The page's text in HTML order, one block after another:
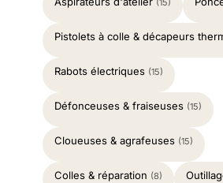
(15)
Pistolets à colle & décapeurs
Rabots électriques (15)
Défonceuses & fraiseuses (15)
Cloueuses & agrafeuses (15)
Colles & réparation (8)